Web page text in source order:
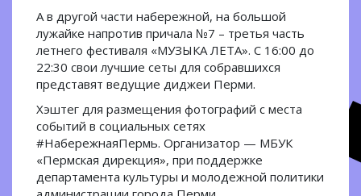
А в другой части набережной, на большой
лужайке напротив причала №7 – третья часть
летнего фестиваля «МУЗЫКА ЛЕТА». С 16:00 до
22:30 свои лучшие сеты для собравшихся
представят ведущие диджеи Перми.
Хэштег для размещения фотографий с места
событий в социальных сетях
#НабережнаяПермь. Организатор — МБУК
«Пермская дирекция», при поддержке
департамента культуры и молодежной политики